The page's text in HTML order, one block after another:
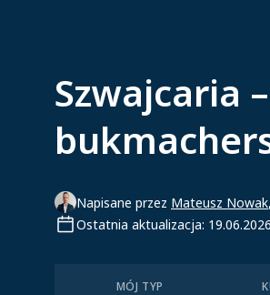
Szwajcaria
Napisane przez Mateusz Nowak
Ostatnia aktualizacja: 19.06.2026
MÓJ TYP